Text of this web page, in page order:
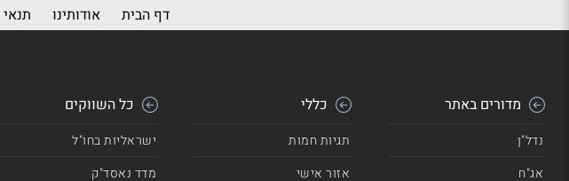
דף הבית אודותינו
מדורים באתר
נדל"ן
אג"ח
כללי
תגיות חמות
אזור אישי
כל השווקים
ישראליות בחו"ל
מדד נאסד"ק